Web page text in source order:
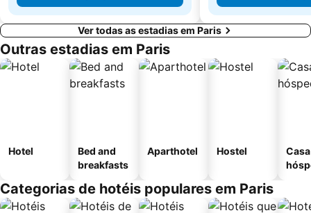
Ver todas as estadias em Paris
Outras estadias em Paris
Hotel
Bed and
breakfasts
Aparthotel Hostel
Categorias de hotéis populares em Paris